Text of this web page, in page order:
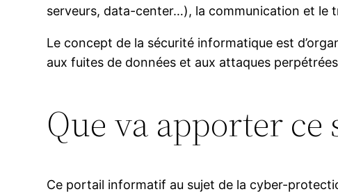
serveurs, data-center…), la communication et le
Le concept de la sécurité informatique est
aux fuites de données et aux attaques
Que va apporter ce
Ce portail informatif au sujet de la cyber-